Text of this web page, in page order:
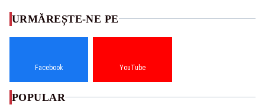
URMĂREȘTE-NE PE
Facebook YouTube
POPULAR